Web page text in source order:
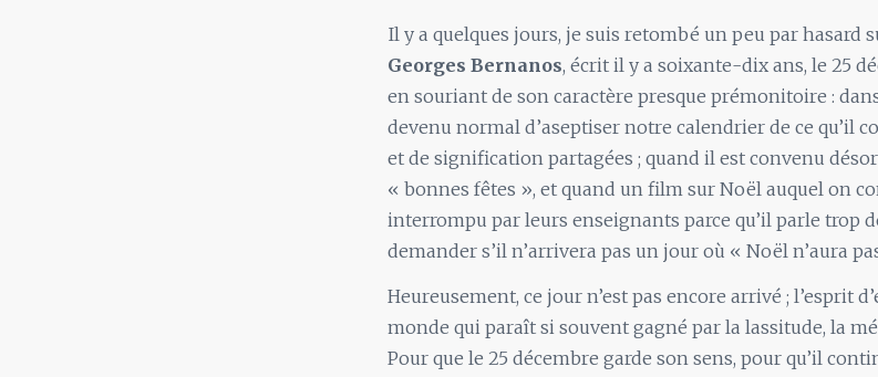
Il y a quelques jours, je suis retombé un peu par hasard
Georges Bernanos, écrit il y a soixante-dix ans, le 25
en souriant de son caractère presque prémonitoire :
devenu normal d’aseptiser notre calendrier de ce qu’il
et de signification partagées ; quand il est convenu
« bonnes fêtes », et quand un film sur Noël auquel on
interrompu par leurs enseignants parce qu’il parle trop
demander s’il n’arrivera pas un jour où « Noël n’aura
Heureusement, ce jour n’est pas encore arrivé ; l’esprit
monde qui paraît si souvent gagné par la lassitude, la
Pour que le 25 décembre garde son sens, pour qu’il